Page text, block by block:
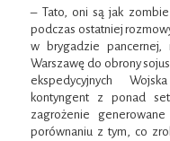
– Tato, oni są jak
podczas ostatniej
w brygadzie pancernej,
Warszawę do obrony
ekspedycyjnych
kontyngent z ponad
zagrożenie
porównaniu z tym, co